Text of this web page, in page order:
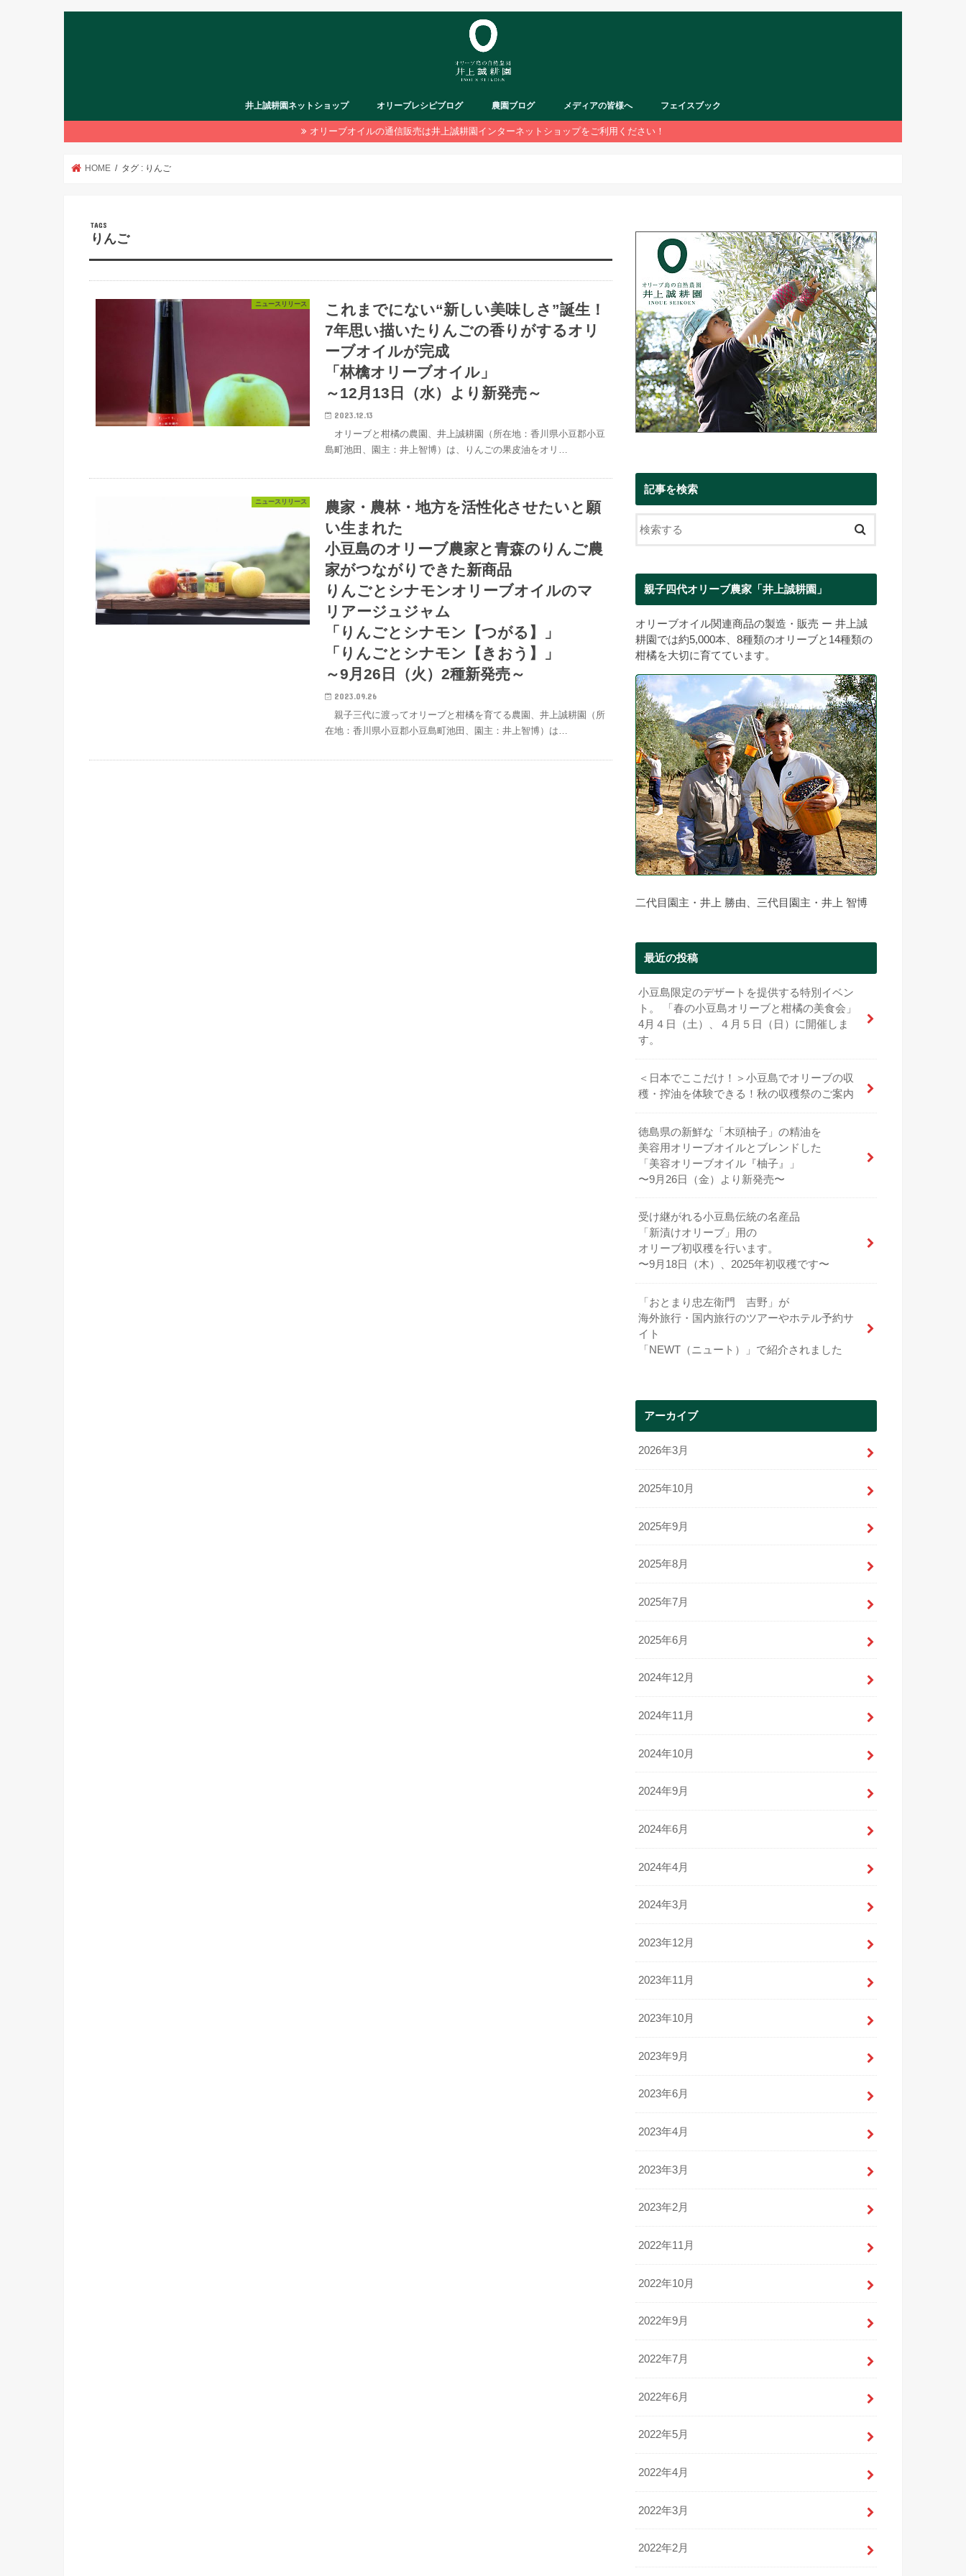
井上誠耕園ネットショップ オリーブレシピブログ 農園ブログ メディアの皆様へ フェイスブック
オリーブオイルの通信販売は井上誠耕園インターネットショップをご利用ください！
HOME タグ : りんご
りんご
ニュースリリース
これまでにない“新しい美味しさ”誕生！
7年思い描いたりんごの香りがするオリ
ーブオイルが完成
「林檎オリーブオイル」
～12月13日（水）より新発売～
2023.12.13
オリーブと柑橘の農園、井上誠耕園（所在地：香川県小豆郡小豆
島町池田、園主：井上智博）は、りんごの果皮油をオリ…
ニュースリリース
農家・農林・地方を活性化させたいと願
い生まれた
小豆島のオリーブ農家と青森のりんご農
家がつながりできた新商品
りんごとシナモンオリーブオイルのマ
リアージュジャム
「りんごとシナモン【つがる】」
「りんごとシナモン【きおう】」
～9月26日（火）2種新発売～
2023.09.26
親子三代に渡ってオリーブと柑橘を育てる農園、井上誠耕園（所
在地：香川県小豆郡小豆島町池田、園主：井上智博）は…
記事を検索
親子四代オリーブ農家「井上誠耕園」
オリーブオイル関連商品の製造・販売 ー 井上誠
耕園では約5,000本、8種類のオリーブと14種類の
柑橘を大切に育てています。
二代目園主・井上 勝由、三代目園主・井上 智博
最近の投稿
小豆島限定のデザートを提供する特別イベン
ト。 「春の小豆島オリーブと柑橘の美食会」
4月４日（土）、４月５日（日）に開催しま
す。
＜日本でここだけ！＞小豆島でオリーブの収
穫・搾油を体験できる！秋の収穫祭のご案内
徳島県の新鮮な「木頭柚子」の精油を
美容用オリーブオイルとブレンドした
「美容オリーブオイル『柚子』」
〜9月26日（金）より新発売〜
受け継がれる小豆島伝統の名産品
「新漬けオリーブ」用の
オリーブ初収穫を行います。
〜9月18日（木）、2025年初収穫です〜
「おとまり忠左衛門 吉野」が
海外旅行・国内旅行のツアーやホテル予約サ
イト
「NEWT（ニュート）」で紹介されました
アーカイブ
2026年3月
2025年10月
2025年9月
2025年8月
2025年7月
2025年6月
2024年12月
2024年11月
2024年10月
2024年9月
2024年6月
2024年4月
2024年3月
2023年12月
2023年11月
2023年10月
2023年9月
2023年6月
2023年4月
2023年3月
2023年2月
2022年11月
2022年10月
2022年9月
2022年7月
2022年6月
2022年5月
2022年4月
2022年3月
2022年2月